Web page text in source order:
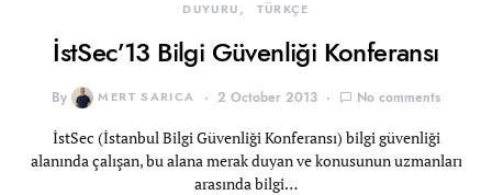
DUYURU TÜRKÇE
İstSec’13 Bilgi Güvenliği Konferansı
By MERT SARICA 2 October 2013 No comments
İstSec (İstanbul Bilgi Güvenliği Konferansı) bilgi güvenliği
alanında çalışan, bu alana merak duyan ve konusunun uzmanları
arasında bilgi…